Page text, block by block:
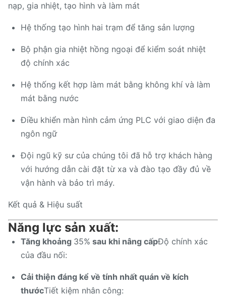
nạp, gia nhiệt, tạo hình và làm mát
Hệ thống tạo hình hai trạm để tăng sản lượng
Bộ phận gia nhiệt hồng ngoại để kiểm soát nhiệt
độ chính xác
Hệ thống kết hợp làm mát bằng không khí và làm
mát bằng nước
Điều khiển màn hình cảm ứng PLC với giao diện đa
ngôn ngữ
Đội ngũ kỹ sư của chúng tôi đã hỗ trợ khách hàng
với hướng dẫn cài đặt từ xa và đào tạo đầy đủ về
vận hành và bảo trì máy.
Kết quả & Hiệu suất
Năng lực sản xuất:
Tăng khoảng 35% sau khi nâng cấpĐộ chính xác
của đầu nối:
Cải thiện đáng kể về tính nhất quán về kích
thướcTiết kiệm nhân công: